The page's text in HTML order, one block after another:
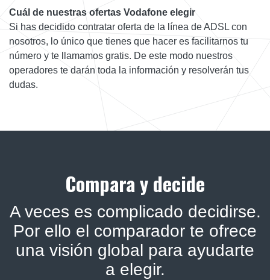
Cuál de nuestras ofertas Vodafone elegir
Si has decidido contratar oferta de la línea de ADSL con
nosotros, lo único que tienes que hacer es facilitarnos tu
número y te llamamos gratis. De este modo nuestros
operadores te darán toda la información y resolverán tus
dudas.
Compara y decide
A veces es complicado decidirse.
Por ello el comparador te ofrece
una visión global para ayudarte
a elegir.